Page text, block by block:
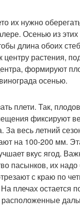
их нужно
Осенью из
длина обоих
растения,
формируют
осенью.
плети. Так,
фиксируют
весь летний
на 100-200 мм.
вкус ягод.
пасынков, их
с краю по
плечах остается